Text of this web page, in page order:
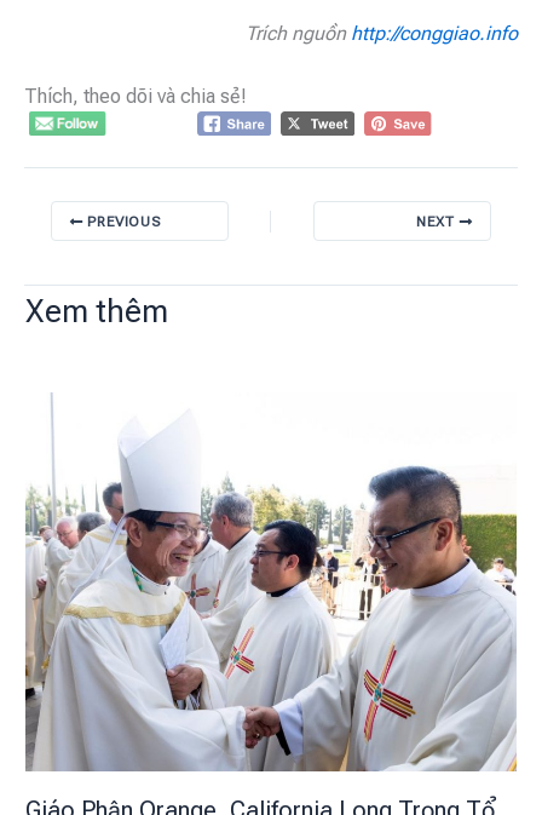
Trích nguồn http://conggiao.info
Thích, theo dõi và chia sẻ!
PREVIOUS NEXT
Xem thêm